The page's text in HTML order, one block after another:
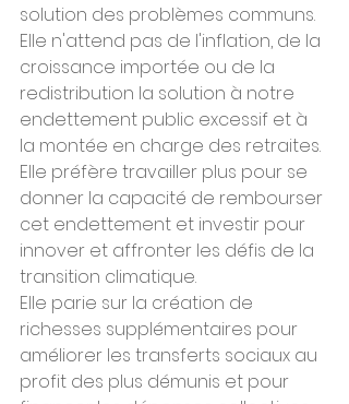
solution des problèmes communs.
Elle n'attend pas de l'inflation, de la
croissance importée ou de la
redistribution la solution à notre
endettement public excessif et à
la montée en charge des retraites.
Elle préfère travailler plus pour se
donner la capacité de rembourser
cet endettement et investir pour
innover et affronter les défis de la
transition climatique.
Elle parie sur la création de
richesses supplémentaires pour
améliorer les transferts sociaux au
profit des plus démunis et pour